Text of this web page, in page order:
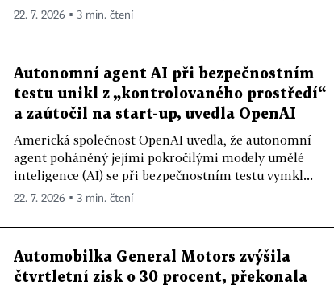
22. 7. 2026 ▪ 3 min. čtení
Autonomní agent AI při bezpečnostním
testu unikl z „kontrolovaného prostředí“
a zaútočil na start-up, uvedla OpenAI
Americká společnost OpenAI uvedla, že autonomní
agent poháněný jejími pokročilými modely umělé
inteligence (AI) se při bezpečnostním testu vymkl...
22. 7. 2026 ▪ 3 min. čtení
Automobilka General Motors zvýšila
čtvrtletní zisk o 30 procent, překonala